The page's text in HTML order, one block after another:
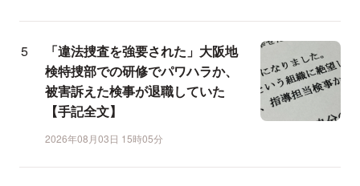
「違法捜査を強要された」大阪地
検特捜部での研修でパワハラか、
被害訴えた検事が退職していた
【手記全文】
2026年08月03日 15時05分